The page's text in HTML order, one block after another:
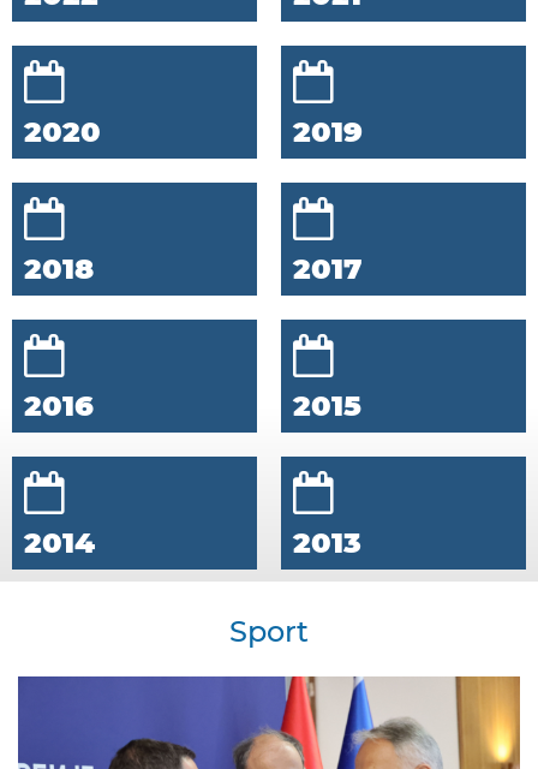
2020 2019
2018 2017
2016 2015
2014 2013
Sport